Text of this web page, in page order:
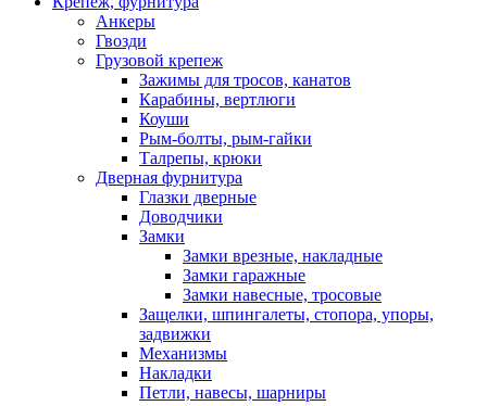
Анкеры
Гвозди
Грузовой крепеж
Зажимы для тросов, канатов
Карабины, вертлюги
Коуши
Рым-болты, рым-гайки
Талрепы, крюки
Дверная фурнитура
Глазки дверные
Доводчики
Замки
Замки врезные, накладные
Замки гаражные
Замки навесные, тросовые
Защелки, шпингалеты, стопора, упоры,
задвижки
Механизмы
Накладки
Петли, навесы, шарниры